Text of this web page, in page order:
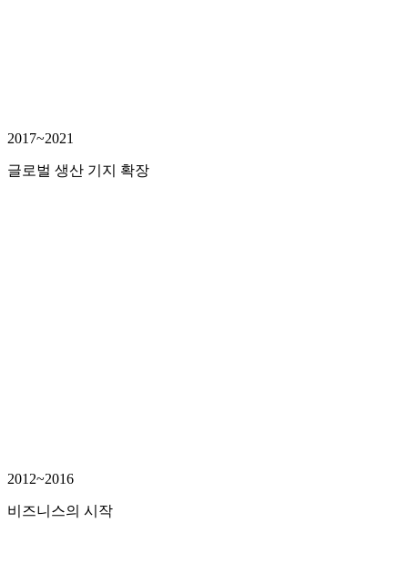
2017~2021
글로벌 생산 기지 확장
2012~2016
비즈니스의 시작